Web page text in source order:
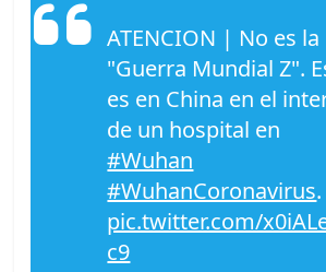
ATENCION | No es la
"Guerra Mundial Z".
es en China en el
de un hospital en
#Wuhan
#WuhanCoronavirus.
pic.twitter.com/
c9